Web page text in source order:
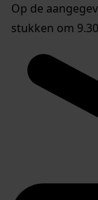
Op de
stukken om